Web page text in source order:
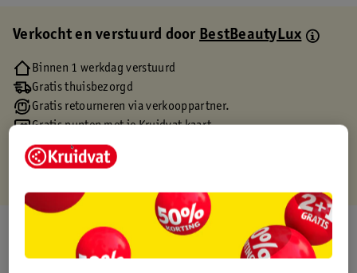
Verkocht en verstuurd doorBestBeautyLux
Binnen 1 werkdag verstuurd
Gratis thuisbezorgd
Gratis retourneren via verkooppartner.
Gratis punten met je Kruidvat kaart
Over dit product